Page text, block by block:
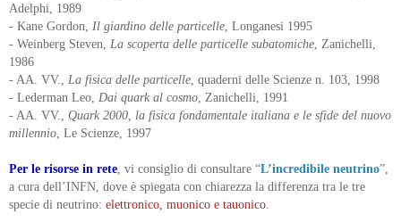
Adelphi, 1989
- Kane Gordon, Il giardino delle particelle , Longanesi 1995
- Weinberg Steven, La scoperta delle particelle subatomiche , Zanichelli,
1986
- AA. VV., La fisica delle particelle , quaderni delle Scienze n. 103, 1998
- Lederman Leo, Dai quark al cosmo , Zanichelli, 1991
- AA. VV., Quark 2000, la fisica fondamentale italiana e le sfide del nuovo
millennio , Le Scienze, 1997
Per le risorse in rete , vi consiglio di consultare “L’incredibile neutrino”,
a cura dell’INFN, dove è spiegata con chiarezza la differenza tra le tre
specie di neutrino: elettronico, muonico e tauonico